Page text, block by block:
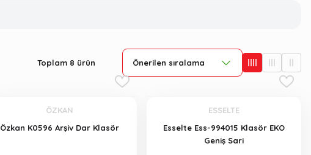
Toplam 8 ürün
ÖZKAN
Özkan K0596 Arşiv Dar Klasör
ESSELTE
Esselte Ess-994015 Klasör EKO
Geniş Sari